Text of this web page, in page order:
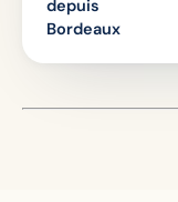
depuis
Bordeaux